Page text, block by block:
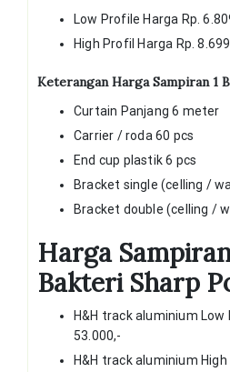
Low Profile Harga Rp.
High Profil Harga Rp.
Keterangan Harga Sampiran 1
Curtain Panjang 6 meter
Carrier / roda 60 pcs
End cup plastik 6 pcs
Bracket single (celling /
Bracket double (celling /
Harga
Bakteri Sharp
H&H track
53.000,-
H&H track aluminium